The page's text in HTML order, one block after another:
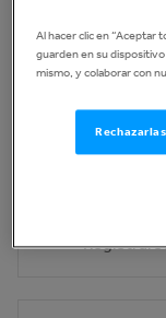
Al hacer clic en “Aceptar
guarden en su
mismo, y colaborar con